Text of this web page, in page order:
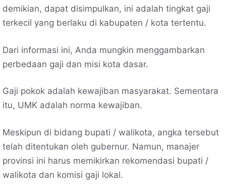
demikian, dapat disimpulkan, ini adalah tingkat gaji
terkecil yang berlaku di kabupaten / kota tertentu.
Dari informasi ini, Anda mungkin menggambarkan
perbedaan gaji dan misi kota dasar.
Gaji pokok adalah kewajiban masyarakat. Sementara
itu, UMK adalah norma kewajiban.
Meskipun di bidang bupati / walikota, angka tersebut
telah ditentukan oleh gubernur. Namun, manajer
provinsi ini harus memikirkan rekomendasi bupati /
walikota dan komisi gaji lokal.